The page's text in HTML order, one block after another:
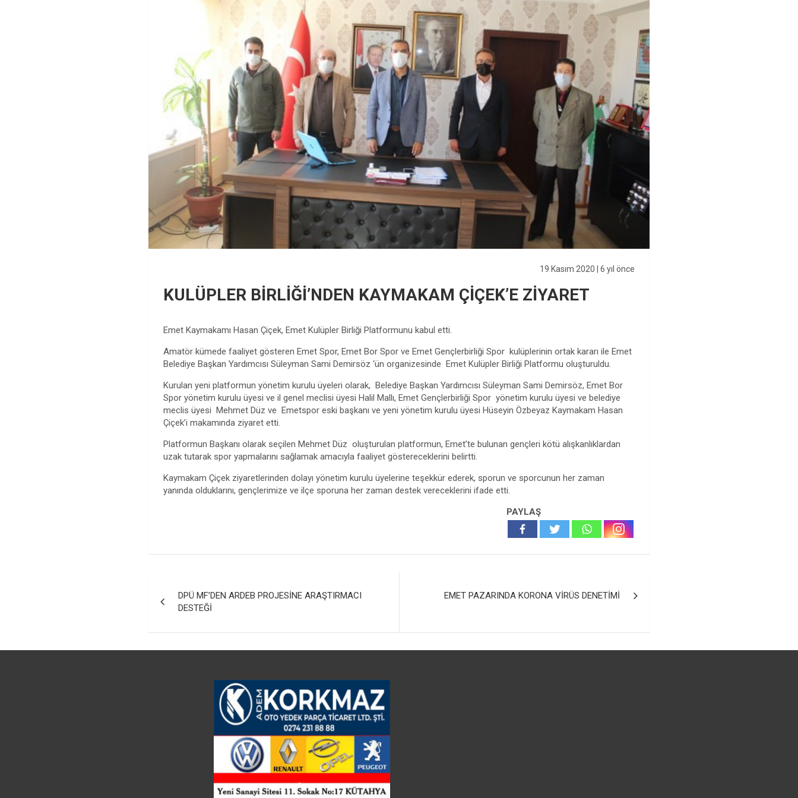
19 Kasım 2020 | 6 yıl önce
KULÜPLER BİRLİĞİ’NDEN KAYMAKAM ÇİÇEK’E ZİYARET
Emet Kaymakamı Hasan Çiçek, Emet Kulüpler Birliği Platformunu kabul etti.
Amatör kümede faaliyet gösteren Emet Spor, Emet Bor Spor ve Emet Gençlerbirliği Spor kulüplerinin ortak kararı ile Emet
Belediye Başkan Yardımcısı Süleyman Sami Demirsöz ‘ün organizesinde Emet Kulüpler Birliği Platformu oluşturuldu.
Kurulan yeni platformun yönetim kurulu üyeleri olarak, Belediye Başkan Yardımcısı Süleyman Sami Demirsöz, Emet Bor
Spor yönetim kurulu üyesi ve il genel meclisi üyesi Halil Mallı, Emet Gençlerbirliği Spor yönetim kurulu üyesi ve belediye
meclis üyesi Mehmet Düz ve Emetspor eski başkanı ve yeni yönetim kurulu üyesi Hüseyin Özbeyaz Kaymakam Hasan
Çiçek’i makamında ziyaret etti.
Platformun Başkanı olarak seçilen Mehmet Düz oluşturulan platformun, Emet’te bulunan gençleri kötü alışkanlıklardan
uzak tutarak spor yapmalarını sağlamak amacıyla faaliyet göstereceklerini belirtti.
Kaymakam Çiçek ziyaretlerinden dolayı yönetim kurulu üyelerine teşekkür ederek, sporun ve sporcunun her zaman
yanında olduklarını, gençlerimize ve ilçe sporuna her zaman destek vereceklerini ifade etti.
PAYLAŞ
gezinmesi
DPÜ MF’DEN ARDEB PROJESİNE ARAŞTIRMACI
DESTEĞİ
EMET PAZARINDA KORONA VİRÜS DENETİMİ